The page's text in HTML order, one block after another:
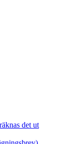
det ut